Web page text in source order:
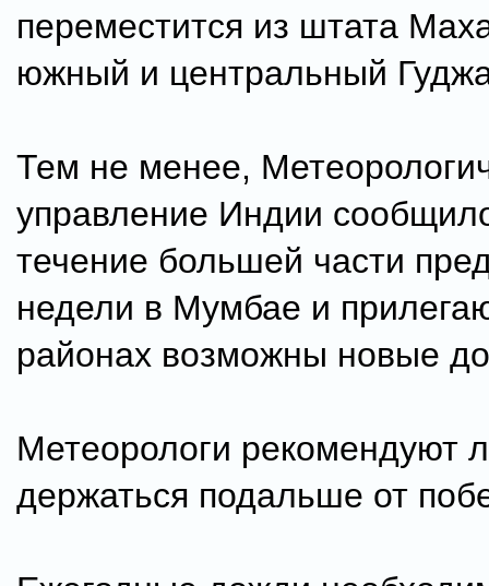
переместится из штата
южный и центральный
Тем не менее,
управление Индии
течение большей части
недели в Мумбае и
районах возможны новые
Метеорологи рекомендуют
держаться подальше от